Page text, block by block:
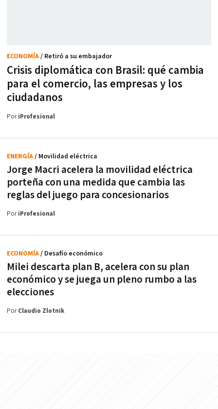
Crisis diplomática con Brasil: qué cambia
para el comercio, las empresas y los
ciudadanos
ECONOMÍA/ Retiró a su embajador
PoriProfesional
Jorge Macri acelera la movilidad eléctrica
porteña con una medida que cambia las
reglas del juego para concesionarios
ENERGÍA/ Movilidad eléctrica
PoriProfesional
Milei descarta plan B, acelera con su plan
económico y se juega un pleno rumbo a las
elecciones
ECONOMÍA/ Desafío económico
PorClaudio Zlotnik